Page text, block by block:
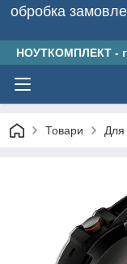
обробка
НОУТКОМПЛЕКТ -
Товари Для